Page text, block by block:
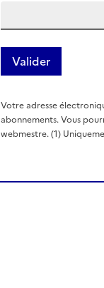
Votre adresse
abonnements. Vous
webmestre. (1)